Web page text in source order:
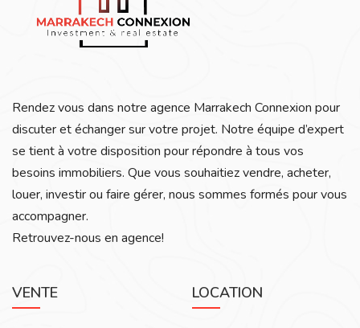
Rendez vous dans notre agence Marrakech Connexion pour
discuter et échanger sur votre projet. Notre équipe d’expert
se tient à votre disposition pour répondre à tous vos
besoins immobiliers. Que vous souhaitiez vendre, acheter,
louer, investir ou faire gérer, nous sommes formés pour vous
accompagner.
Retrouvez-nous en agence!
VENTE LOCATION